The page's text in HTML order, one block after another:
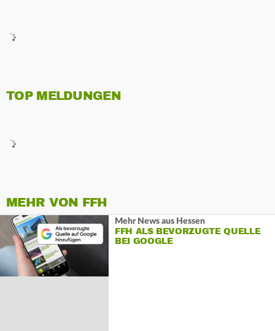
TOP MELDUNGEN
MEHR VON FFH
Mehr News aus Hessen
FFH ALS BEVORZUGTE QUELLE
BEI GOOGLE